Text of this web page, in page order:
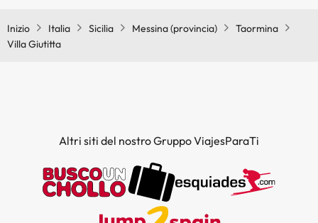
Inizio Italia Sicilia Messina (provincia)
Taormina
Villa Giutitta
Altri siti del nostro Gruppo ViajesParaTi